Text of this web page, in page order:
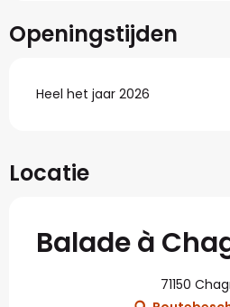
Openingstijden
Heel het jaar 2026
Locatie
Balade à
71150